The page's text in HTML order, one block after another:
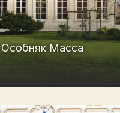
Особняк Масса